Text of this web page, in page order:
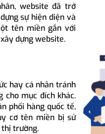
website đã trở
sự hiện diện và
tên miền gắn với
dựng website.
hay cá nhân tránh
cho mục đích khác.
phối hàng quốc tế,
cơ tên miền bị sử
thị trường.